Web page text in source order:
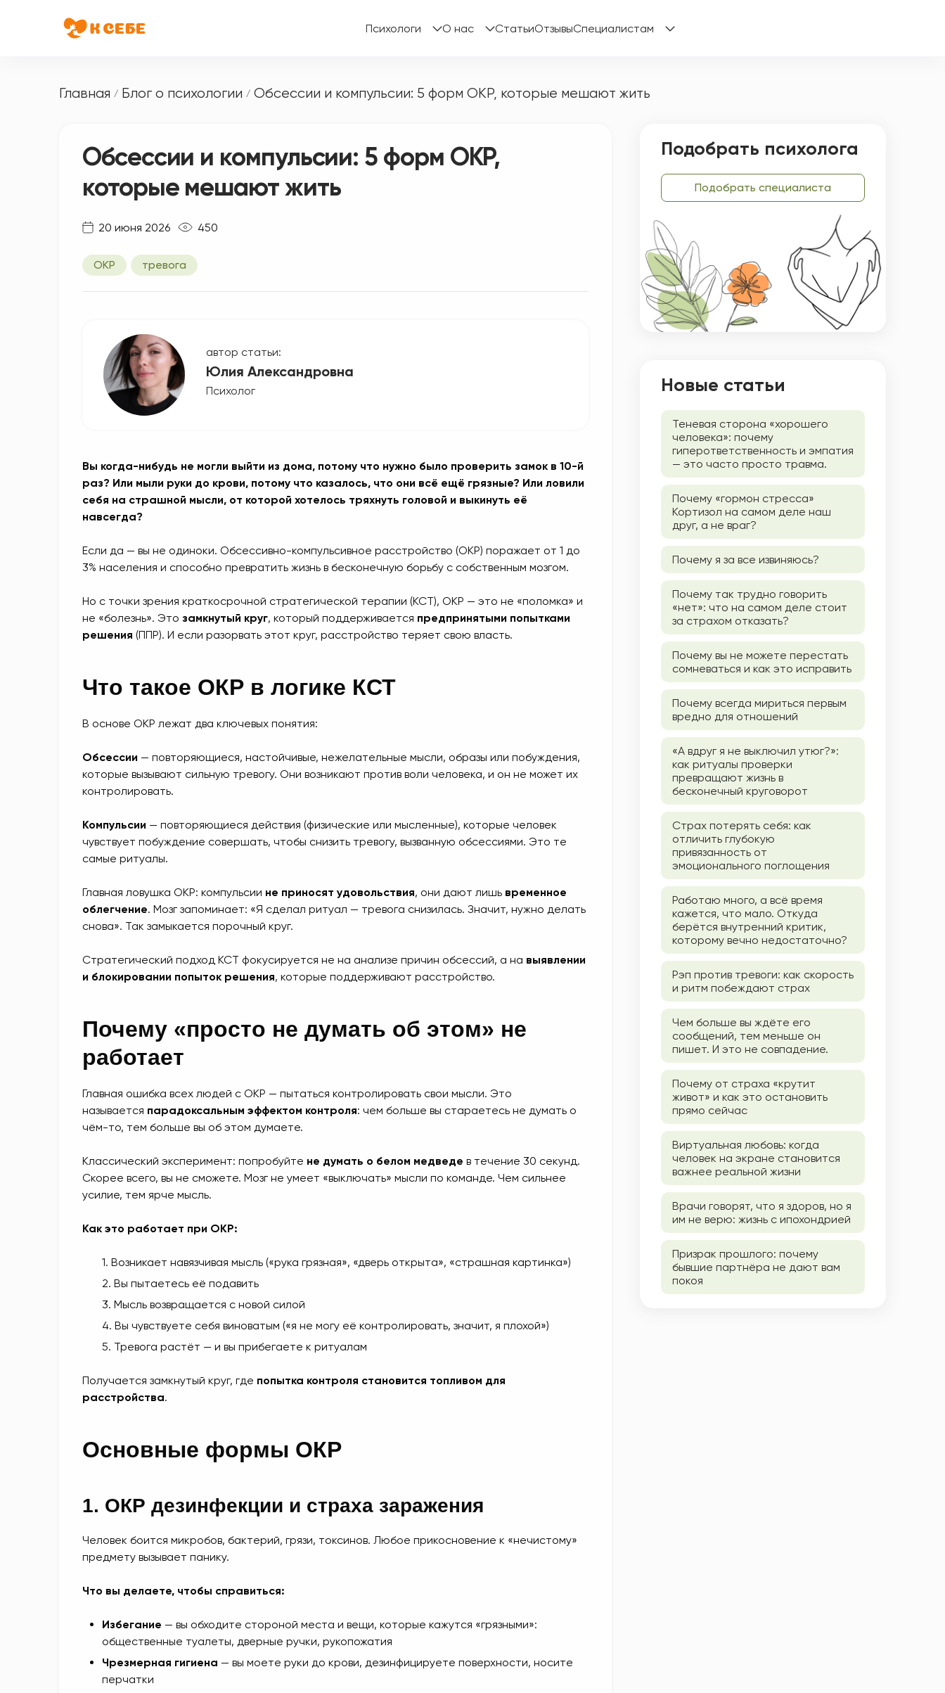
Психологи О нас СтатьиОтзывыСпециалистам
Главная / Блог о психологии / Обсессии и компульсии: 5 форм ОКР, которые мешают жить
Обсессии и компульсии: 5 форм ОКР,
которые мешают жить
20 июня 2026 450
ОКР тревога
автор статьи:
Юлия Александровна
Психолог
Вы когда-нибудь не могли выйти из дома, потому что нужно было проверить замок в 10-й
раз? Или мыли руки до крови, потому что казалось, что они всё ещё грязные? Или ловили
себя на страшной мысли, от которой хотелось тряхнуть головой и выкинуть её
навсегда?
Если да — вы не одиноки. Обсессивно-компульсивное расстройство (ОКР) поражает от 1 до
3% населения и способно превратить жизнь в бесконечную борьбу с собственным мозгом.
Но с точки зрения краткосрочной стратегической терапии (КСТ), ОКР — это не «поломка» и
не «болезнь». Это замкнутый круг, который поддерживается предпринятыми попытками
решения (ППР). И если разорвать этот круг, расстройство теряет свою власть.
Что такое ОКР в логике КСТ
В основе ОКР лежат два ключевых понятия:
Обсессии — повторяющиеся, настойчивые, нежелательные мысли, образы или побуждения,
которые вызывают сильную тревогу. Они возникают против воли человека, и он не может их
контролировать.
Компульсии — повторяющиеся действия (физические или мысленные), которые человек
чувствует побуждение совершать, чтобы снизить тревогу, вызванную обсессиями. Это те
самые ритуалы.
Главная ловушка ОКР: компульсии не приносят удовольствия, они дают лишь временное
облегчение. Мозг запоминает: «Я сделал ритуал — тревога снизилась. Значит, нужно делать
снова». Так замыкается порочный круг.
Стратегический подход КСТ фокусируется не на анализе причин обсессий, а на выявлении
и блокировании попыток решения, которые поддерживают расстройство.
Почему «просто не думать об этом» не
работает
Главная ошибка всех людей с ОКР — пытаться контролировать свои мысли. Это
называется парадоксальным эффектом контроля: чем больше вы стараетесь не думать о
чём-то, тем больше вы об этом думаете.
Классический эксперимент: попробуйте не думать о белом медведе в течение 30 секунд.
Скорее всего, вы не сможете. Мозг не умеет «выключать» мысли по команде. Чем сильнее
усилие, тем ярче мысль.
Как это работает при ОКР:
Возникает навязчивая мысль («рука грязная», «дверь открыта», «страшная картинка»)
Вы пытаетесь её подавить
Мысль возвращается с новой силой
Вы чувствуете себя виноватым («я не могу её контролировать, значит, я плохой»)
Тревога растёт — и вы прибегаете к ритуалам
Получается замкнутый круг, где попытка контроля становится топливом для
расстройства.
Основные формы ОКР
1. ОКР дезинфекции и страха заражения
Человек боится микробов, бактерий, грязи, токсинов. Любое прикосновение к «нечистому»
предмету вызывает панику.
Что вы делаете, чтобы справиться:
Избегание — вы обходите стороной места и вещи, которые кажутся «грязными»:
общественные туалеты, дверные ручки, рукопожатия
Чрезмерная гигиена — вы моете руки до крови, дезинфицируете поверхности, носите
перчатки
Подобрать психолога
Подобрать специалиста
Новые статьи
Теневая сторона «хорошего
человека»: почему
гиперответственность и эмпатия
— это часто просто травма.
Почему «гормон стресса»
Кортизол на самом деле наш
друг, а не враг?
Почему я за все извиняюсь?
Почему так трудно говорить
«нет»: что на самом деле стоит
за страхом отказать?
Почему вы не можете перестать
сомневаться и как это исправить
Почему всегда мириться первым
вредно для отношений
«А вдруг я не выключил утюг?»:
как ритуалы проверки
превращают жизнь в
бесконечный круговорот
Страх потерять себя: как
отличить глубокую
привязанность от
эмоционального поглощения
Работаю много, а всё время
кажется, что мало. Откуда
берётся внутренний критик,
которому вечно недостаточно?
Рэп против тревоги: как скорость
и ритм побеждают страх
Чем больше вы ждёте его
сообщений, тем меньше он
пишет. И это не совпадение.
Почему от страха «крутит
живот» и как это остановить
прямо сейчас
Виртуальная любовь: когда
человек на экране становится
важнее реальной жизни
Врачи говорят, что я здоров, но я
им не верю: жизнь с ипохондрией
Призрак прошлого: почему
бывшие партнёра не дают вам
покоя